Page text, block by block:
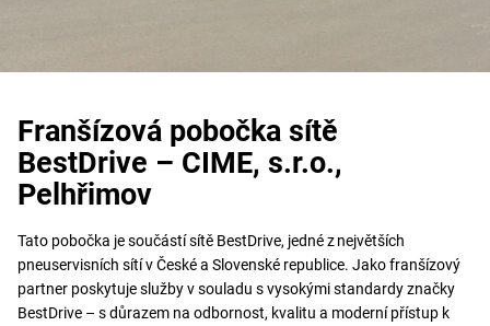
Franšízová pobočka sítě
BestDrive – CIME, s.r.o.,
Pelhřimov
Tato pobočka je součástí sítě BestDrive, jedné z největších
pneuservisních sítí v České a Slovenské republice. Jako franšízový
partner poskytuje služby v souladu s vysokými standardy značky
BestDrive – s důrazem na odbornost, kvalitu a moderní přístup k